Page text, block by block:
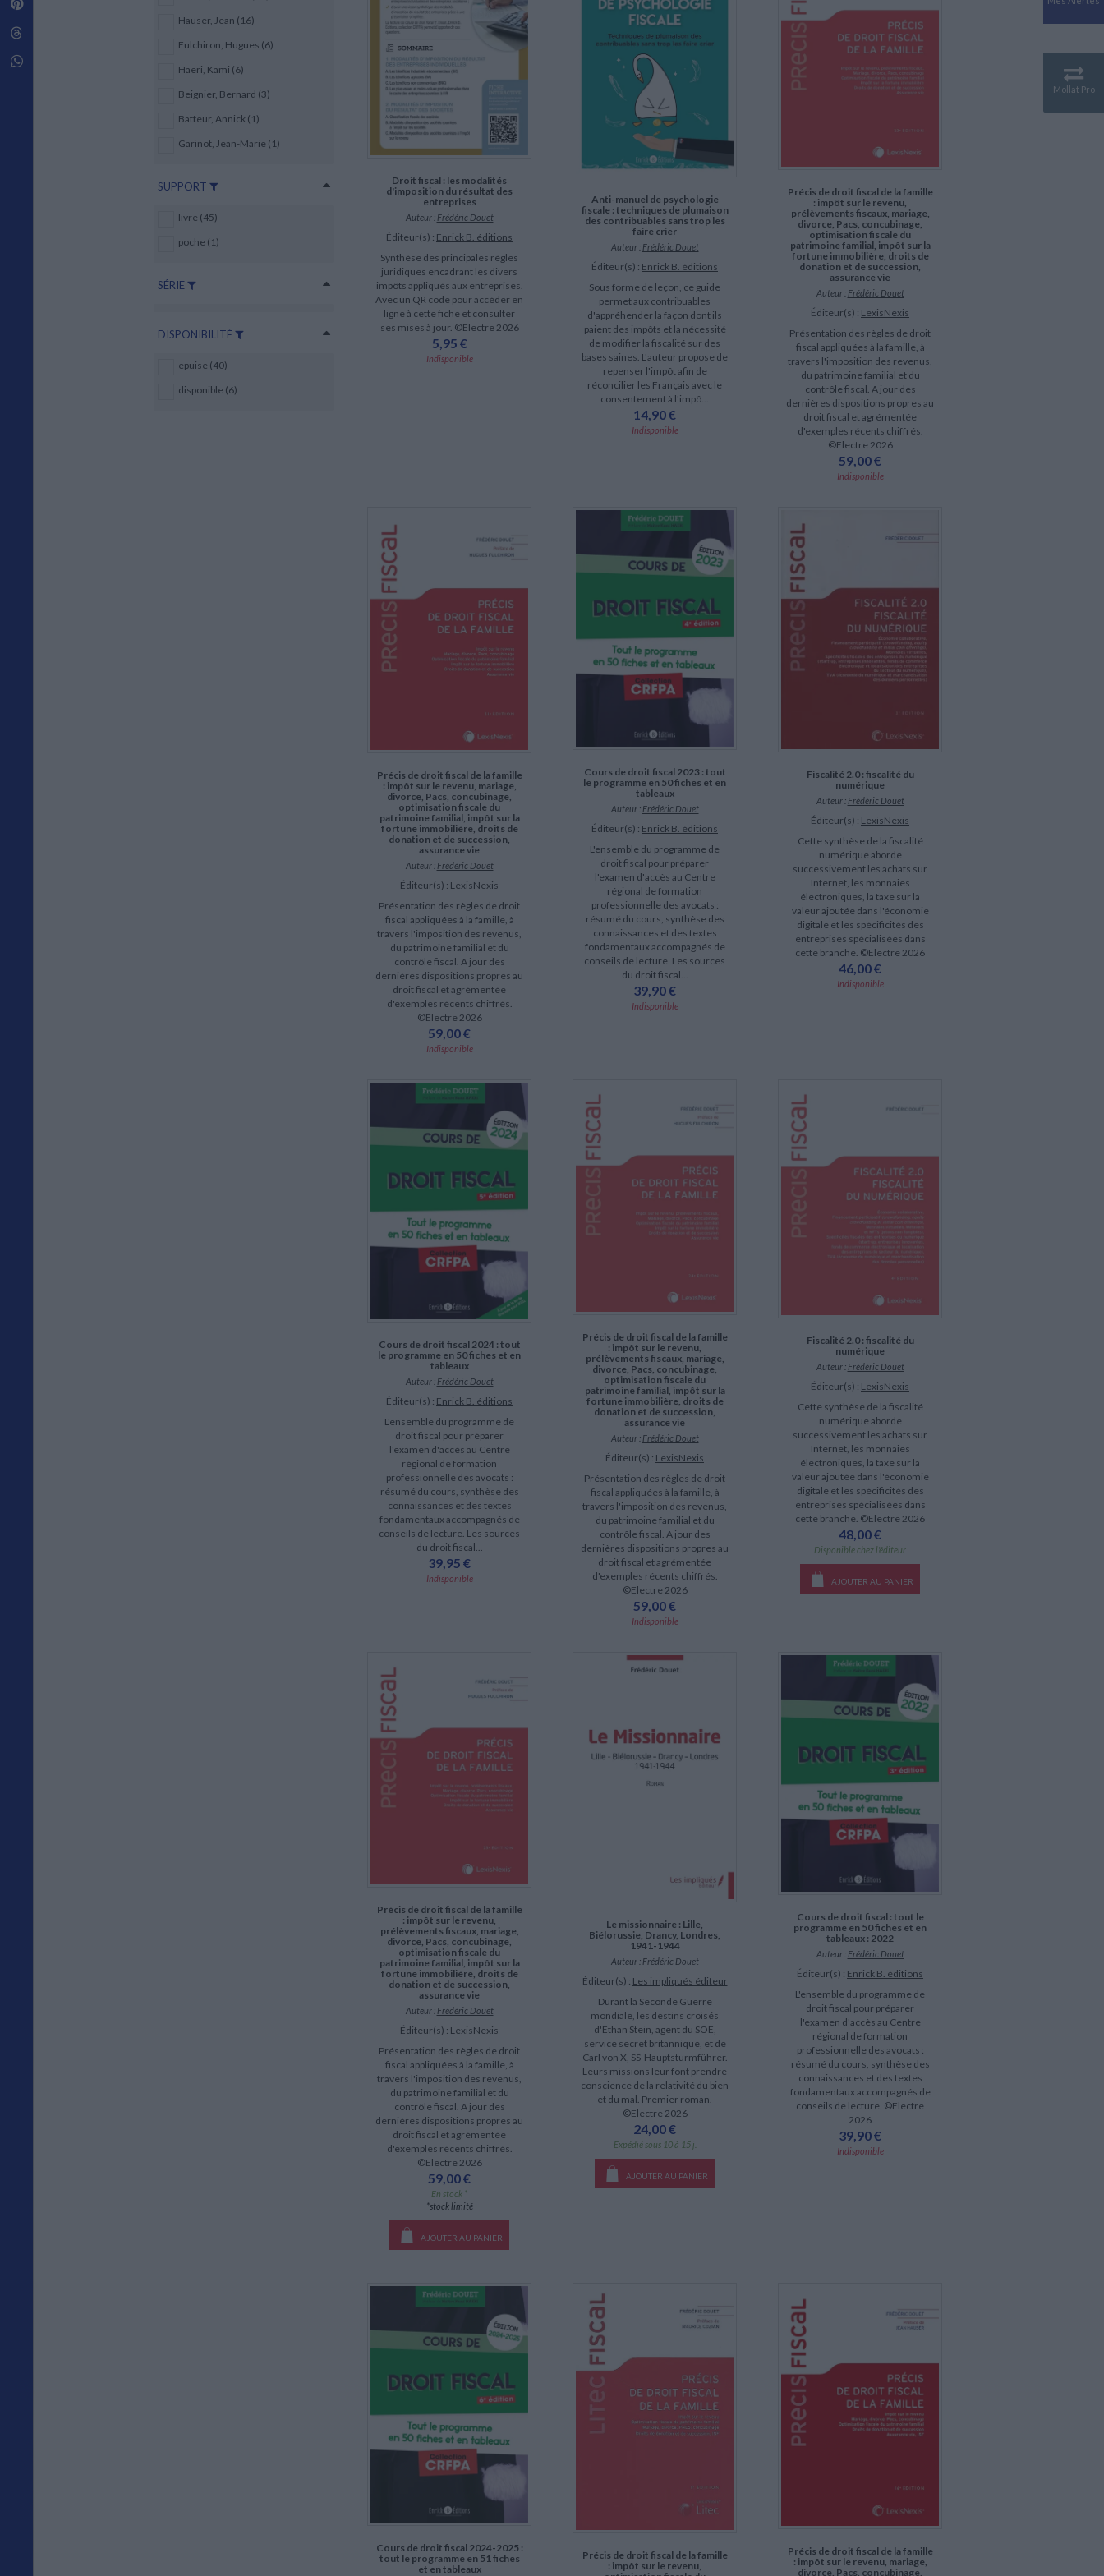
Mollat Pro
LITTÉRATURE DE VOYAGE
Récits des voyageurs et des
explorateurs
SOCIOLOGIE
Travail social
Santé et société
ETHNOLOGIE
Anthropologie
Relations et politiques
internationales
Sécurité nationale - Défense
ECOLOGIE - ENVIRONNEMENT
Ecologie
Histoire moderne
Histoire contemporaine
BIOGRAPHIES HISTORIQUES
Biographies historiques
HISTOIRE - GÉNÉRALITÉS
Historiographie
Etudes historiques
Généalogie - Héraldique
Franc-maçonnerie
Antiquité
Mythologies
GÉOGRAPHIE
Géographie - Démographie -
Territoire
Matériaux de l’architecture
Urbanisme
Disciplines paramédicales
Dictionnaires Français
Dictionnaires Bilingues
Dictionnaires et méthodes
Méthodes Langues Grand public
Français langues étrangères
Hauser, Jean (16)
Fulchiron, Hugues (6)
Haeri, Kami (6)
Beignier, Bernard (3)
Batteur, Annick (1)
Garinot, Jean-Marie (1)
SUPPORT
livre (45)
poche (1)
SÉRIE
DISPONIBILITÉ
epuise (40)
disponible (6)
Droit fiscal : les modalités
d'imposition du résultat des
entreprises
Auteur : Frédéric Douet
Éditeur(s) : Enrick B. éditions
Synthèse des principales règles
juridiques encadrant les divers
impôts appliqués aux entreprises.
Avec un QR code pour accéder en
ligne à cette fiche et consulter
ses mises à jour. ©Electre 2026
5,95 €
Indisponible
Anti-manuel de psychologie
fiscale : techniques de plumaison
des contribuables sans trop les
faire crier
Auteur : Frédéric Douet
Éditeur(s) : Enrick B. éditions
Sous forme de leçon, ce guide
permet aux contribuables
d'appréhender la façon dont ils
paient des impôts et la nécessité
de modifier la fiscalité sur des
bases saines. L'auteur propose de
repenser l'impôt afin de
réconcilier les Français avec le
consentement à l'impô...
14,90 €
Indisponible
Précis de droit fiscal de la famille
: impôt sur le revenu,
prélèvements fiscaux, mariage,
divorce, Pacs, concubinage,
optimisation fiscale du
patrimoine familial, impôt sur la
fortune immobilière, droits de
donation et de succession,
assurance vie
Auteur : Frédéric Douet
Éditeur(s) : LexisNexis
Présentation des règles de droit
fiscal appliquées à la famille, à
travers l'imposition des revenus,
du patrimoine familial et du
contrôle fiscal. A jour des
dernières dispositions propres au
droit fiscal et agrémentée
d'exemples récents chiffrés.
©Electre 2026
59,00 €
Indisponible
Précis de droit fiscal de la famille
: impôt sur le revenu, mariage,
divorce, Pacs, concubinage,
optimisation fiscale du
patrimoine familial, impôt sur la
fortune immobilière, droits de
donation et de succession,
assurance vie
Auteur : Frédéric Douet
Éditeur(s) : LexisNexis
Présentation des règles de droit
fiscal appliquées à la famille, à
travers l'imposition des revenus,
du patrimoine familial et du
contrôle fiscal. A jour des
dernières dispositions propres au
droit fiscal et agrémentée
d'exemples récents chiffrés.
©Electre 2026
59,00 €
Indisponible
Cours de droit fiscal 2023 : tout
le programme en 50 fiches et en
tableaux
Auteur : Frédéric Douet
Éditeur(s) : Enrick B. éditions
L'ensemble du programme de
droit fiscal pour préparer
l'examen d'accès au Centre
régional de formation
professionnelle des avocats :
résumé du cours, synthèse des
connaissances et des textes
fondamentaux accompagnés de
conseils de lecture. Les sources
du droit fiscal...
39,90 €
Indisponible
Fiscalité 2.0 : fiscalité du
numérique
Auteur : Frédéric Douet
Éditeur(s) : LexisNexis
Cette synthèse de la fiscalité
numérique aborde
successivement les achats sur
Internet, les monnaies
électroniques, la taxe sur la
valeur ajoutée dans l'économie
digitale et les spécificités des
entreprises spécialisées dans
cette branche. ©Electre 2026
46,00 €
Indisponible
Cours de droit fiscal 2024 : tout
le programme en 50 fiches et en
tableaux
Auteur : Frédéric Douet
Éditeur(s) : Enrick B. éditions
L'ensemble du programme de
droit fiscal pour préparer
l'examen d'accès au Centre
régional de formation
professionnelle des avocats :
résumé du cours, synthèse des
connaissances et des textes
fondamentaux accompagnés de
conseils de lecture. Les sources
du droit fiscal...
39,95 €
Indisponible
Précis de droit fiscal de la famille
: impôt sur le revenu,
prélèvements fiscaux, mariage,
divorce, Pacs, concubinage,
optimisation fiscale du
patrimoine familial, impôt sur la
fortune immobilière, droits de
donation et de succession,
assurance vie
Auteur : Frédéric Douet
Éditeur(s) : LexisNexis
Présentation des règles de droit
fiscal appliquées à la famille, à
travers l'imposition des revenus,
du patrimoine familial et du
contrôle fiscal. A jour des
dernières dispositions propres au
droit fiscal et agrémentée
d'exemples récents chiffrés.
©Electre 2026
59,00 €
Indisponible
Fiscalité 2.0 : fiscalité du
numérique
Auteur : Frédéric Douet
Éditeur(s) : LexisNexis
Cette synthèse de la fiscalité
numérique aborde
successivement les achats sur
Internet, les monnaies
électroniques, la taxe sur la
valeur ajoutée dans l'économie
digitale et les spécificités des
entreprises spécialisées dans
cette branche. ©Electre 2026
48,00 €
Disponible chez l'éditeur
AJOUTER AU PANIER
Précis de droit fiscal de la famille
: impôt sur le revenu,
prélèvements fiscaux, mariage,
divorce, Pacs, concubinage,
optimisation fiscale du
patrimoine familial, impôt sur la
fortune immobilière, droits de
donation et de succession,
assurance vie
Auteur : Frédéric Douet
Éditeur(s) : LexisNexis
Présentation des règles de droit
fiscal appliquées à la famille, à
travers l'imposition des revenus,
du patrimoine familial et du
contrôle fiscal. A jour des
dernières dispositions propres au
droit fiscal et agrémentée
d'exemples récents chiffrés.
©Electre 2026
59,00 €
En stock *
*stock limité
AJOUTER AU PANIER
Le missionnaire : Lille,
Biélorussie, Drancy, Londres,
1941-1944
Auteur : Frédéric Douet
Éditeur(s) : Les impliqués éditeur
Durant la Seconde Guerre
mondiale, les destins croisés
d'Ethan Stein, agent du SOE,
service secret britannique, et de
Carl von X, SS-Hauptsturmführer.
Leurs missions leur font prendre
conscience de la relativité du bien
et du mal. Premier roman.
©Electre 2026
24,00 €
Expédié sous 10 à 15 j.
AJOUTER AU PANIER
Cours de droit fiscal : tout le
programme en 50 fiches et en
tableaux : 2022
Auteur : Frédéric Douet
Éditeur(s) : Enrick B. éditions
L'ensemble du programme de
droit fiscal pour préparer
l'examen d'accès au Centre
régional de formation
professionnelle des avocats :
résumé du cours, synthèse des
connaissances et des textes
fondamentaux accompagnés de
conseils de lecture. ©Electre
2026
39,90 €
Indisponible
Cours de droit fiscal 2024-2025 :
tout le programme en 51 fiches
et en tableaux
Précis de droit fiscal de la famille
: impôt sur le revenu,
Précis de droit fiscal de la famille
: impôt sur le revenu, mariage,
divorce, Pacs, concubinage,